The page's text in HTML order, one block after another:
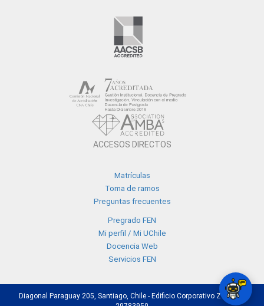
ACCESOS DIRECTOS
Matrículas
Toma de ramos
Preguntas frecuentes
Pregrado FEN
Mi perfil / Mi UChile
Docencia Web
Servicios FEN
Diagonal Paraguay 205, Santiago, Chile - Edificio Corporativo Z - +56 2